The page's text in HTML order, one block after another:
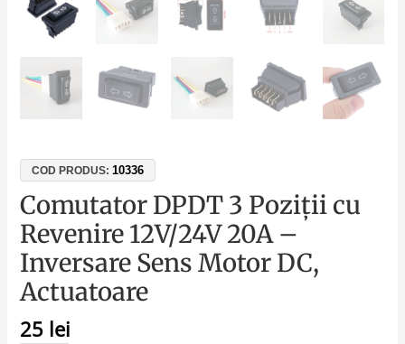
COD PRODUS:10336
Comutator DPDT 3 Poziții cu
Revenire 12V/24V 20A –
Inversare Sens Motor DC,
Actuatoare
25 lei